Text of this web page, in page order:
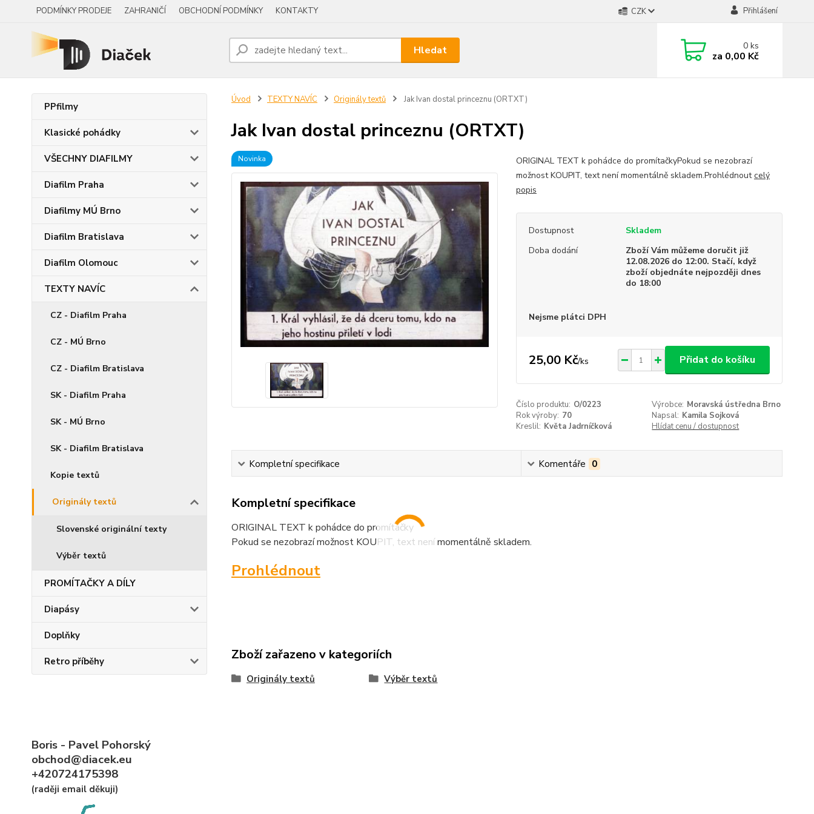
PODMÍNKY PRODEJE ZAHRANIČÍ OBCHODNÍ PODMÍNKY KONTAKTY CZK Přihlášení
Hledat 0ks
za 0,00 Kč
PPfilmy
Klasické pohádky
VŠECHNY DIAFILMY
Diafilm Praha
Diafilmy MÚ Brno
Diafilm Bratislava
Diafilm Olomouc
TEXTY NAVÍC
CZ - Diafilm Praha
CZ - MÚ Brno
CZ - Diafilm Bratislava
SK - Diafilm Praha
SK - MÚ Brno
SK - Diafilm Bratislava
Kopie textů
Originály textů
Slovenské originální texty
Výběr textů
PROMÍTAČKY A DÍLY
Diapásy
Doplňky
Retro příběhy
Boris - Pavel Pohorský
obchod@diacek.eu
+420724175398
(raději email děkuji)
Úvod TEXTY NAVÍC Originály textů Jak Ivan dostal princeznu (ORTXT)
Jak Ivan dostal princeznu (ORTXT)
Novinka
ORIGINAL TEXT k pohádce do promítačkyPokud se nezobrazí
možnost KOUPIT, text není momentálně skladem.Prohlédnoutcelý
popis
Dostupnost
Skladem
Doba dodání
Zboží Vám můžeme doručit již
12.08.2026 do 12:00. Stačí, když
zboží objednáte nejpozději dnes
do 18:00
Nejsme plátci DPH
25,00 Kč/ks Přidat do košíku
Číslo produktu: O/0223 Výrobce: Moravská ústředna Brno
Rok výroby: 70 Napsal: Kamila Sojková
Kreslil: Květa Jadrníčková Hlídat cenu / dostupnost
Kompletní specifikace Komentáře 0
Kompletní specifikace
ORIGINAL TEXT k pohádce do promítačky
Pokud se nezobrazí možnost KOUPIT, text není momentálně skladem.
Prohlédnout
Zboží zařazeno v kategoriích
Originály textů Výběr textů